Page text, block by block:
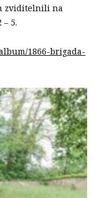
zviditelnili na
5.
1866-brigada-